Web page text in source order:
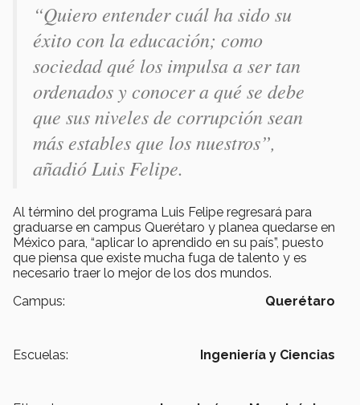
“Quiero entender cuál ha sido su
éxito con la educación; como
sociedad qué los impulsa a ser tan
ordenados y conocer a qué se debe
que sus niveles de corrupción sean
más estables que los nuestros”,
añadió Luis Felipe.
Al término del programa Luis Felipe regresará para
graduarse en campus Querétaro y planea quedarse en
México para, “aplicar lo aprendido en su país”, puesto
que piensa que existe mucha fuga de talento y es
necesario traer lo mejor de los dos mundos.
Campus:
Querétaro
Escuelas: Ingeniería y Ciencias